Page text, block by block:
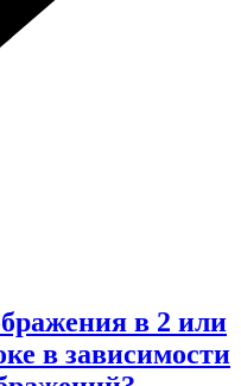
в 2 или
в зависимости